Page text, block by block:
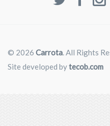
© 2026 Carrota. All Rights
Site developed bytecob.com